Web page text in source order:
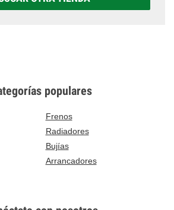
populares
Frenos
Radiadores
Bujías
Arrancadores